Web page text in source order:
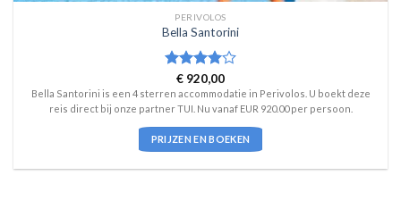
PERIVOLOS
Bella Santorini
Waardering
4uit 5
€ 920,00
Bella Santorini is een 4 sterren accommodatie in Perivolos. U boekt deze
reis direct bij onze partner TUI. Nu vanaf EUR 920.00 per persoon.
PRIJZEN EN BOEKEN